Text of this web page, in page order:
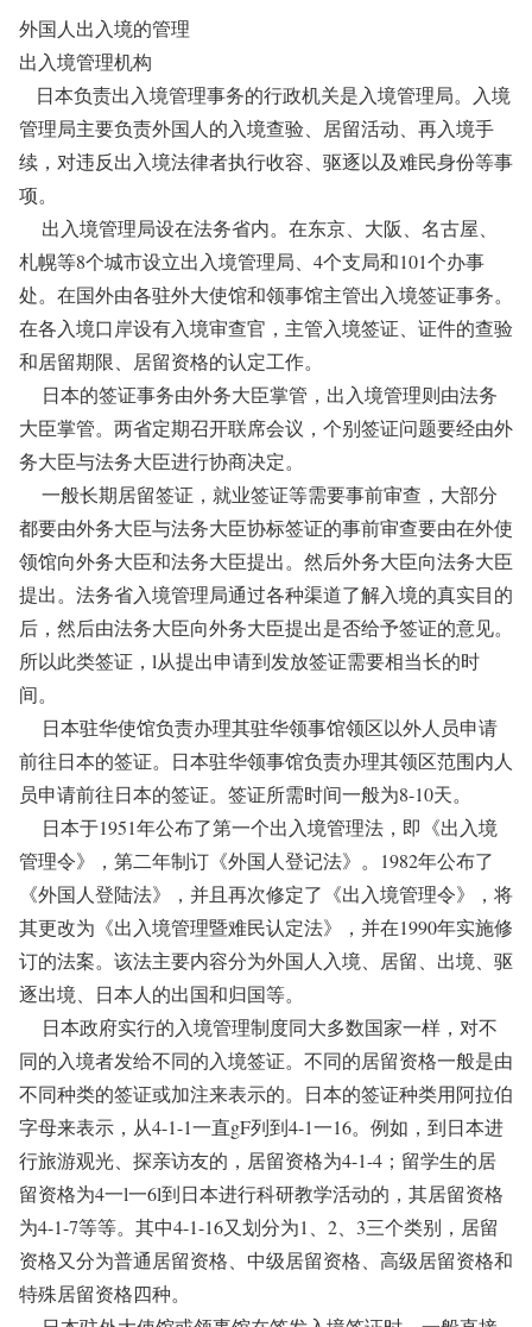
外国人出入境的管理
出入境管理机构
日本负责出入境管理事务的行政机关是入境管理局。入境
管理局主要负责外国人的入境查验、居留活动、再入境手
续，对违反出入境法律者执行收容、驱逐以及难民身份等事
项。
出入境管理局设在法务省内。在东京、大阪、名古屋、
札幌等8个城市设立出入境管理局、4个支局和101个办事
处。在国外由各驻外大使馆和领事馆主管出入境签证事务。
在各入境口岸设有入境审查官，主管入境签证、证件的查验
和居留期限、居留资格的认定工作。
日本的签证事务由外务大臣掌管，出入境管理则由法务
大臣掌管。两省定期召开联席会议，个别签证问题要经由外
务大臣与法务大臣进行协商决定。
一般长期居留签证，就业签证等需要事前审查，大部分
都要由外务大臣与法务大臣协标签证的事前审查要由在外使
领馆向外务大臣和法务大臣提出。然后外务大臣向法务大臣
提出。法务省入境管理局通过各种渠道了解入境的真实目的
后，然后由法务大臣向外务大臣提出是否给予签证的意见。
所以此类签证，l从提出申请到发放签证需要相当长的时
间。
日本驻华使馆负责办理其驻华领事馆领区以外人员申请
前往日本的签证。日本驻华领事馆负责办理其领区范围内人
员申请前往日本的签证。签证所需时间一般为8-10天。
日本于1951年公布了第一个出入境管理法，即《出入境
管理令》，第二年制订《外国人登记法》。1982年公布了
《外国人登陆法》，并且再次修定了《出入境管理令》，将
其更改为《出入境管理暨难民认定法》，并在1990年实施修
订的法案。该法主要内容分为外国人入境、居留、出境、驱
逐出境、日本人的出国和归国等。
日本政府实行的入境管理制度同大多数国家一样，对不
同的入境者发给不同的入境签证。不同的居留资格一般是由
不同种类的签证或加注来表示的。日本的签证种类用阿拉伯
字母来表示，从4-1-1一直gF列到4-1一16。例如，到日本进
行旅游观光、探亲访友的，居留资格为4-1-4；留学生的居
留资格为4一l一6l到日本进行科研教学活动的，其居留资格
为4-1-7等等。其中4-1-16又划分为1、2、3三个类别，居留
资格又分为普通居留资格、中级居留资格、高级居留资格和
特殊居留资格四种。